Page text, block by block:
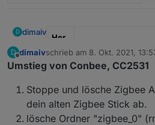
D dimaiv
Her
stell
" Ich "
el
Anz
1, Sofort verfügbar
D
Offline
dimaivschrieb am 8. Okt. 2021,
zuletzt editiert von dimaiv8.
Umstieg von Conbee, CC2531
Stoppe und lösche Zigbee
dein alten Zigbee Stick ab.
lösche Ordner "zigbee_0"